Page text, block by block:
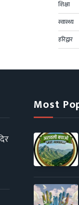
शिक्षा
स्वास्थ्य
हरिद्वार
Most